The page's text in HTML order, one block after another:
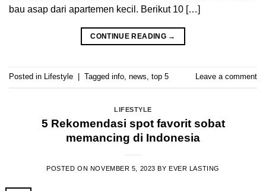
bau asap dari apartemen kecil. Berikut 10 […]
CONTINUE READING →
Posted in Lifestyle Tagged info, news, top 5 Leave a comment
LIFESTYLE
5 Rekomendasi spot favorit sobat
memancing di Indonesia
POSTED ON NOVEMBER 5, 2023 BYEVER LASTING